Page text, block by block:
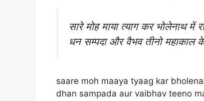
सारे मोह माया त्याग कर भोलेनाथ में
धन सम्पदा और वैभव तीनो महाकाल
saare moh maaya tyaag kar
dhan sampada aur vaibhav teeno